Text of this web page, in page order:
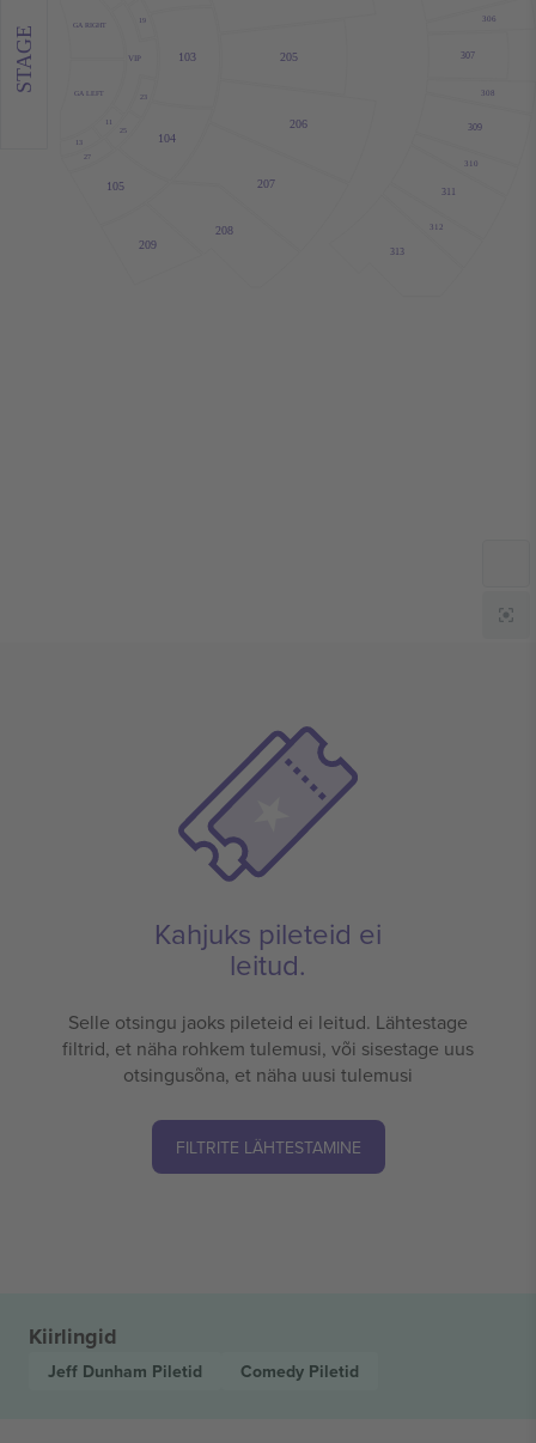
GA RIGHT
GA LEFT
VIP
19
23
25
27
11
13
103
104
105
205
206
207
208
209
306
307
308
309
310
311
312
313
STAGE
Kahjuks pileteid ei
leitud.
Selle otsingu jaoks pileteid ei leitud. Lähtestage
filtrid, et näha rohkem tulemusi, või sisestage uus
otsingusõna, et näha uusi tulemusi
FILTRITE LÄHTESTAMINE
Kiirlingid
Jeff Dunham Piletid Comedy Piletid